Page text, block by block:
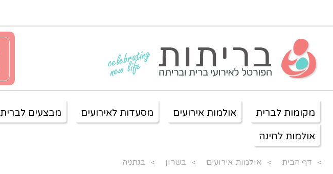
מקומות לברית אולמות אירועים מסעדות לאירועים מבצעים לברית
אולמות לחינה
> דף הבית > אולמות אירועים > בשרון > בנתניה